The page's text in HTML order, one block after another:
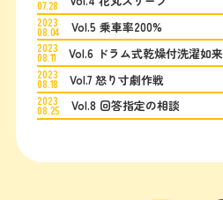
07.28
2023
08.04 Vol.5 乗車率200%
2023
08.11 Vol.6 ドラム式乾燥付洗濯如来
2023
08.18 Vol.7 怒り寸劇作戦
2023
08.25 Vol.8 回答指定の相談